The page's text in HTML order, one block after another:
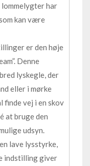
lommelygter har
kan være
er den høje
Denne
lyskegle, der
eller i mørke
finde vej i en skov
at bruge den
udsyn.
lave lysstyrke,
indstilling giver